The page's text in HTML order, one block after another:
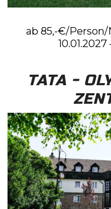
ab 85,-€/
10.01.2027
TATA -